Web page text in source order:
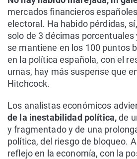
mercados financieros
electoral. Ha habido pérdidas,
solo de 3 décimas
se mantiene en los 100 puntos
en la política española, con el
urnas, hay más suspense que
Hitchcock.
Los analistas económicos
de la inestabilidad política,de
y fragmentado y de una
política, del riesgo de bloqueo.
reflejo en la economía, con la